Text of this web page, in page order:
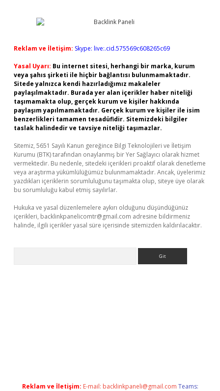
Reklam ve İletişim: Skype: live:.cid.575569c608265c69
Yasal Uyarı: Bu internet sitesi, herhangi bir marka, kurum
veya şahıs şirketi ile hiçbir bağlantısı bulunmamaktadır.
Sitede yalnızca kendi hazırladığımız makaleler
paylaşılmaktadır. Burada yer alan içerikler haber niteliği
taşımamakta olup, gerçek kurum ve kişiler hakkında
paylaşım yapılmamaktadır. Gerçek kurum ve kişiler ile isim
benzerlikleri tamamen tesadüfidir. Sitemizdeki bilgiler
taslak halindedir ve tavsiye niteliği taşımazlar.
Sitemiz, 5651 Sayılı Kanun gereğince Bilgi Teknolojileri ve İletişim
Kurumu (BTK) tarafından onaylanmış bir Yer Sağlayıcı olarak hizmet
vermektedir. Bu nedenle, sitedeki içerikleri proaktif olarak denetleme
veya araştırma yükümlülüğümüz bulunmamaktadır. Ancak, üyelerimiz
yazdıkları içeriklerin sorumluluğunu taşımakta olup, siteye üye olarak
bu sorumluluğu kabul etmiş sayılırlar.
Hukuka ve yasal düzenlemelere aykırı olduğunu düşündüğünüz
içerikleri, backlinkpanelicomtr@gmail.com adresine bildirmeniz
halinde, ilgili içerikler yasal süre içerisinde sitemizden kaldırılacaktır.
Reklam ve İletişim: E-mail: backlinkpaneli@gmail.com Teams: